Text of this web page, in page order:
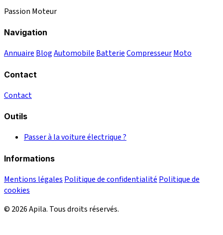
Passion Moteur
Navigation
Annuaire BlogAutomobile BatterieCompresseurMoto
Contact
Contact
Outils
Passer à la voiture électrique ?
Informations
Mentions légales Politique de confidentialité Politique de
cookies
© 2026 Apila. Tous droits réservés.